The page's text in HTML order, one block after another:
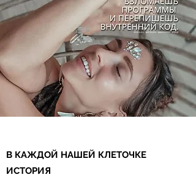
​В КАЖДОЙ НАШЕЙ КЛЕТОЧКЕ
ИСТОРИЯ⠀